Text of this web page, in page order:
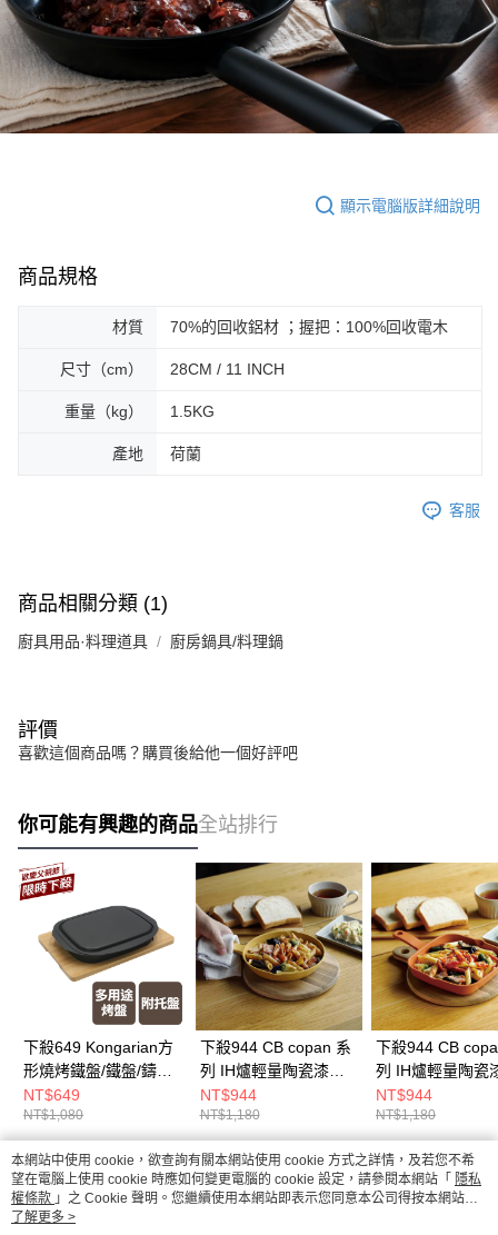
顯示電腦版詳細說明
商品規格
材質 70%的回收鋁材 ；握把：100%回收電木
尺寸（cm） 28CM / 11 INCH
重量（kg） 1.5KG
產地 荷蘭
客服
商品相關分類 (1)
廚具用品·料理道具 廚房鍋具/料理鍋
評價
喜歡這個商品嗎？購買後給他一個好評吧
你可能有興趣的商品全站排行
下殺649 Kongarian方
形燒烤鐵盤/鐵盤/鑄鐵
盤/不沾烤盤
NT$649
NT$1,080
下殺944 CB copan 系
列 IH爐輕量陶瓷漆不
沾圓型烤盤/平底煎鍋/
烤盤/不沾烤盤
26Aug001
NT$944
NT$1,180
下殺944 CB
列 IH爐輕量陶瓷
沾方型烤盤/平底
烤盤/不沾烤盤
26Aug001
NT$944
NT$1,180
熱門標籤
本網站中使用 cookie，欲查詢有關本網站使用 cookie 方式之詳情，及若您不希
望在電腦上使用 cookie 時應如何變更電腦的 cookie 設定，請參閱本網站「 隱私
權條款 」之 Cookie 聲明。您繼續使用本網站即表示您同意本公司得按本網站使
用條款之 Cookie 聲明使用 cookie。
了解更多 >